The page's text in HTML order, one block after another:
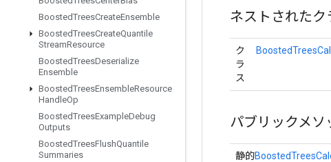
BoostedTreesCreateEnsemble
BoostedTreesCreateQuantile
StreamResource
BoostedTreesDeserialize
Ensemble
BoostedTreesEnsembleResource
HandleOp
BoostedTreesExampleDebug
Outputs
BoostedTreesFlushQuantile
Summaries
ネストされたク
ク
ラ
ス
パブリックメソ
静的